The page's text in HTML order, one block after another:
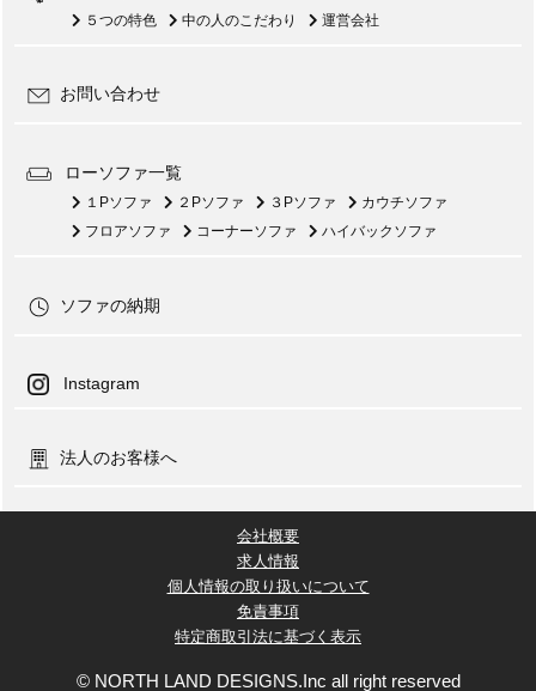
５つの特色 中の人のこだわり 運営会社
お問い合わせ
ローソファ一覧
１Pソファ ２Pソファ ３Pソファ
カウチソファ
フロアソファ
コーナーソファ ハイバックソファ
ソファの納期
Instagram
法人のお客様へ
会社概要
求人情報
個人情報の取り扱いについて
免責事項
特定商取引法に基づく表示
© NORTH LAND DESIGNS.Inc all right reserved